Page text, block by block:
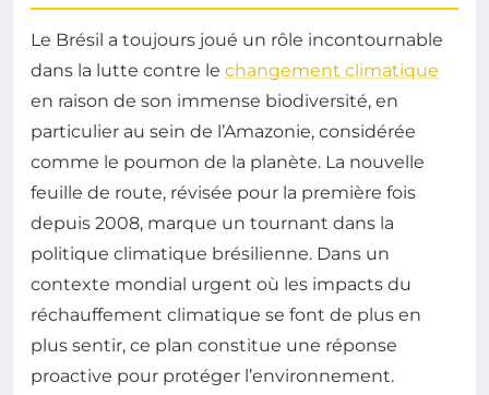
Le Brésil a toujours joué un rôle incontournable
dans la lutte contre le changement climatique
en raison de son immense biodiversité, en
particulier au sein de l’Amazonie, considérée
comme le poumon de la planète. La nouvelle
feuille de route, révisée pour la première fois
depuis 2008, marque un tournant dans la
politique climatique brésilienne. Dans un
contexte mondial urgent où les impacts du
réchauffement climatique se font de plus en
plus sentir, ce plan constitue une réponse
proactive pour protéger l’environnement.